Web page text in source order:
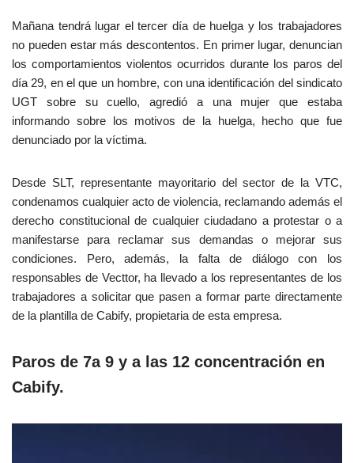
Mañana tendrá lugar el tercer día de huelga y los trabajadores
no pueden estar más descontentos. En primer lugar, denuncian
los comportamientos violentos ocurridos durante los paros del
día 29, en el que un hombre, con una identificación del sindicato
UGT sobre su cuello, agredió a una mujer que estaba
informando sobre los motivos de la huelga, hecho que fue
denunciado por la víctima.
Desde SLT, representante mayoritario del sector de la VTC,
condenamos cualquier acto de violencia, reclamando además el
derecho constitucional de cualquier ciudadano a protestar o a
manifestarse para reclamar sus demandas o mejorar sus
condiciones. Pero, además, la falta de diálogo con los
responsables de Vecttor, ha llevado a los representantes de los
trabajadores a solicitar que pasen a formar parte directamente
de la plantilla de Cabify, propietaria de esta empresa.
Paros de 7a 9 y a las 12 concentración en
Cabify.